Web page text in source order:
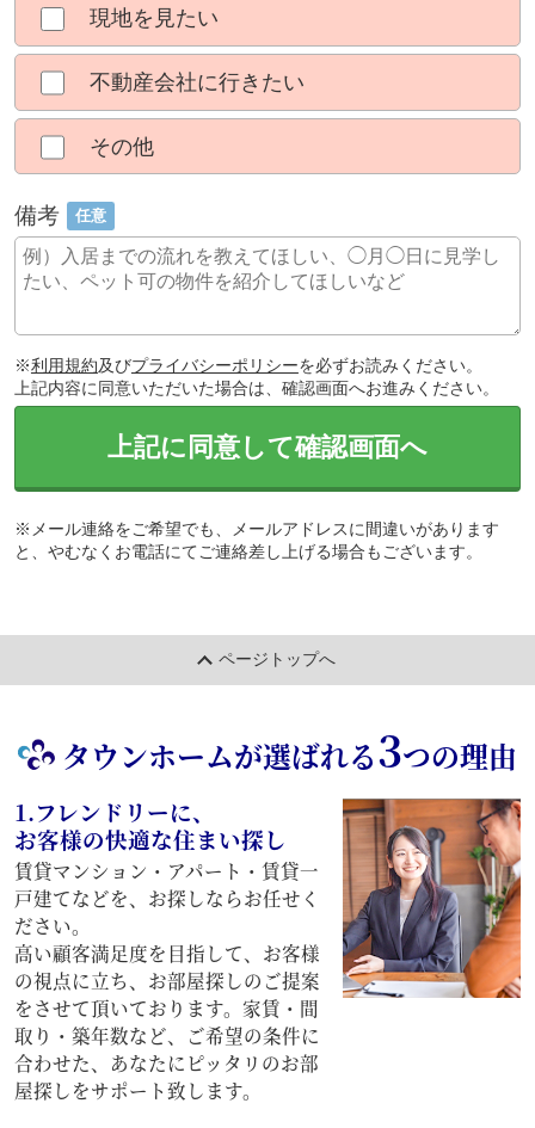
現地を見たい
不動産会社に行きたい
その他
備考 任意
※利用規約及びプライバシーポリシーを必ずお読みください。
上記内容に同意いただいた場合は、確認画面へお進みください。
上記に同意して確認画面へ
※メール連絡をご希望でも、メールアドレスに間違いがあります
と、やむなくお電話にてご連絡差し上げる場合もございます。
ページトップへ
タウンホームが選ばれる3つの理由
1.フレンドリーに、
お客様の快適な住まい探し
賃貸マンション・アパート・賃貸一
戸建てなどを、お探しならお任せく
ださい。
高い顧客満足度を目指して、お客様
の視点に立ち、お部屋探しのご提案
をさせて頂いております。家賃・間
取り・築年数など、ご希望の条件に
合わせた、あなたにピッタリのお部
屋探しをサポート致します。